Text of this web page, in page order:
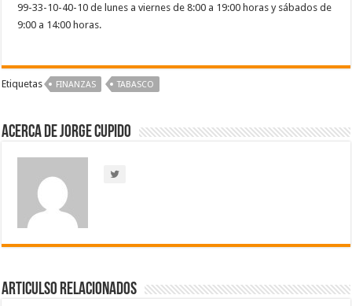
99-33-10-40-10 de lunes a viernes de 8:00 a 19:00 horas y sábados de
9:00 a 14:00 horas.
Etiquetas FINANZAS TABASCO
Acerca de Jorge Cupido
Articulso Relacionados